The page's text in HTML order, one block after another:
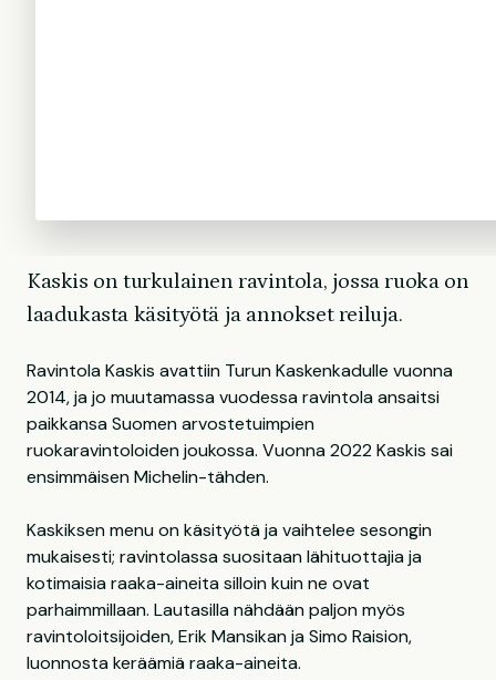
Kaskis on turkulainen ravintola, jossa ruoka on
laadukasta käsityötä ja annokset reiluja.
Ravintola Kaskis avattiin Turun Kaskenkadulle vuonna
2014, ja jo muutamassa vuodessa ravintola ansaitsi
paikkansa Suomen arvostetuimpien
ruokaravintoloiden joukossa. Vuonna 2022 Kaskis sai
ensimmäisen Michelin-tähden.
Kaskiksen menu on käsityötä ja vaihtelee sesongin
mukaisesti; ravintolassa suositaan lähituottajia ja
kotimaisia raaka-aineita silloin kuin ne ovat
parhaimmillaan. Lautasilla nähdään paljon myös
ravintoloitsijoiden, Erik Mansikan ja Simo Raision,
luonnosta keräämiä raaka-aineita.